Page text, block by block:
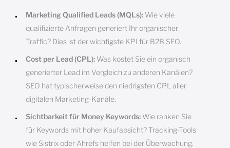
Marketing Qualified Leads (MQLs): Wie viele
qualifizierte Anfragen generiert Ihr organischer
Traffic? Dies ist der wichtigste KPI für B2B SEO.
Cost per Lead (CPL): Was kostet Sie ein organisch
generierter Lead im Vergleich zu anderen Kanälen?
SEO hat typischerweise den niedrigsten CPL aller
digitalen Marketing-Kanäle.
Sichtbarkeit für Money Keywords: Wie ranken Sie
für Keywords mit hoher Kaufabsicht? Tracking-Tools
wie Sistrix oder Ahrefs helfen bei der Überwachung.